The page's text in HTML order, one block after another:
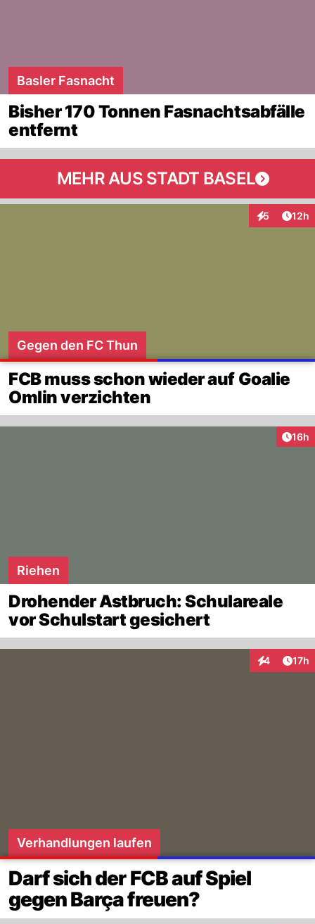
Basler Fasnacht
Bisher 170 Tonnen Fasnachtsabfälle
entfernt
MEHR AUS STADT BASEL
5
Interaktionen
12h
Gegen den FC Thun
FCB muss schon wieder auf Goalie
Omlin verzichten
16h
Riehen
Drohender Astbruch: Schulareale
vor Schulstart gesichert
4 17h
Verhandlungen laufen
Darf sich der FCB auf Spiel
gegen Barça freuen?